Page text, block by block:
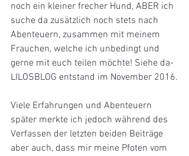
noch ein kleiner frecher Hund, ABER ich
suche da zusätzlich noch stets nach
Abenteuern, zusammen mit meinem
Frauchen, welche ich unbedingt und
gerne mit euch teilen möchte! Siehe da-
LILOSBLOG entstand im November 2016.
Viele Erfahrungen und Abenteuern
später merkte ich jedoch während des
Verfassen der letzten beiden Beiträge
aber auch, dass mir meine Pfoten vom